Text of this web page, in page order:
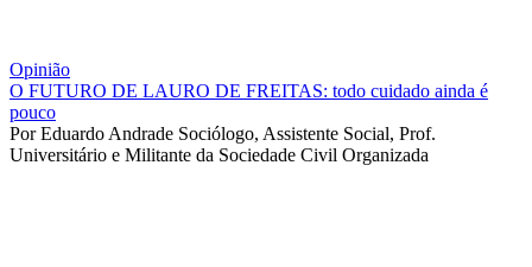
Opinião
O FUTURO DE LAURO DE FREITAS: todo cuidado ainda é
pouco
Por Eduardo Andrade Sociólogo, Assistente Social, Prof.
Universitário e Militante da Sociedade Civil Organizada